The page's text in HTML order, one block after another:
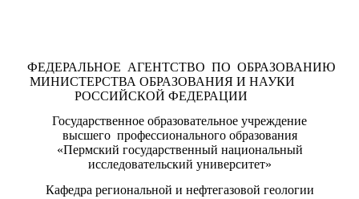
ФЕДЕРАЛЬНОЕ АГЕНТСТВО ПО ОБРАЗОВАНИЮ
МИНИСТЕРСТВА ОБРАЗОВАНИЯ И НАУКИ
РОССИЙСКОЙ ФЕДЕРАЦИИ
Государственное образовательное учреждение
высшего профессионального образования
«Пермский государственный национальный
исследовательский университет»
Кафедра региональной и нефтегазовой геологии